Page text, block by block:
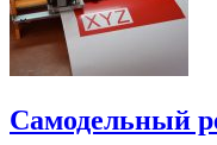
Самодельный